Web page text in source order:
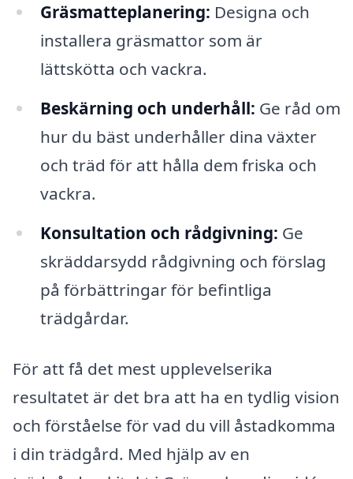
Gräsmatteplanering: Designa och
installera gräsmattor som är
lättskötta och vackra.
Beskärning och underhåll: Ge råd om
hur du bäst underhåller dina växter
och träd för att hålla dem friska och
vackra.
Konsultation och rådgivning: Ge
skräddarsydd rådgivning och förslag
på förbättringar för befintliga
trädgårdar.
För att få det mest upplevelserika
resultatet är det bra att ha en tydlig vision
och förståelse för vad du vill åstadkomma
i din trädgård. Med hjälp av en